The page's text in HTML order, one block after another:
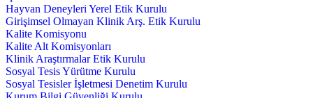
Hayvan Deneyleri Yerel Etik Kurulu
Girişimsel Olmayan Klinik Arş. Etik Kurulu
Kalite Komisyonu
Kalite Alt Komisyonları
Klinik Araştırmalar Etik Kurulu
Sosyal Tesis Yürütme Kurulu
Sosyal Tesisler İşletmesi Denetim Kurulu